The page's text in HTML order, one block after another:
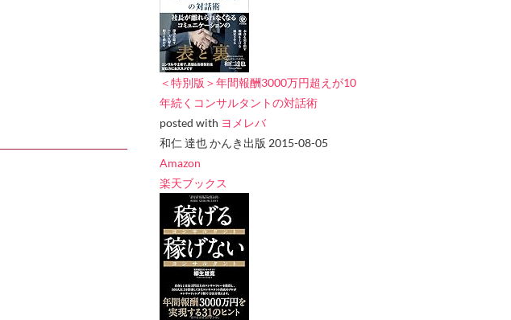
＜特別版＞年間報酬3000万円超えが10
年続くコンサルタントの対話術
posted with ヨメレバ
和仁 達也 かんき出版 2015-08-05
Amazon
楽天ブックス